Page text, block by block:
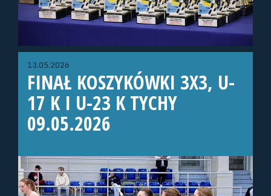
13.05.2026
FINAŁ KOSZYKÓWKI 3X3, U-
17 K I U-23 K TYCHY
09.05.2026